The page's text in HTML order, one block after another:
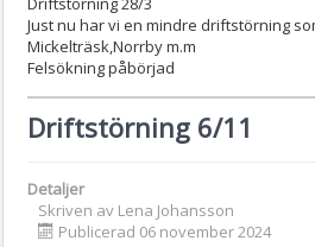
Just nu har vi en mindre driftstörning
Mickelträsk,Norrby m.m
Felsökning påbörjad
Driftstörning 6/11
Detaljer
Skriven av Lena Johansson
Publicerad 06 november 2024